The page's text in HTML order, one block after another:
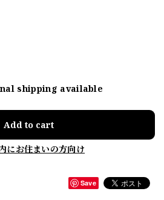
shipping available
Add to cart
にお住まいの方向け
Save